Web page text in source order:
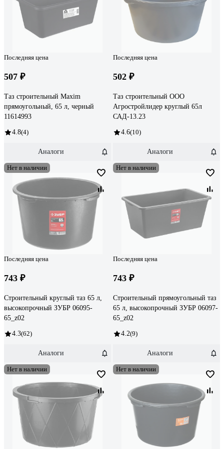
Последняя цена
507 ₽
Таз строительный Maxim
прямоугольный, 65 л, черный
11614993
4.8(4)
Аналоги
Последняя цена
502 ₽
Таз строительный ООО
Агростройлидер круглый 65л
САД-13.23
4.6(10)
Аналоги
Нет в наличии
Последняя цена
743 ₽
Строительный круглый таз 65 л,
высокопрочный ЗУБР 06095-
65_z02
4.3(62)
Аналоги
Нет в наличии
Последняя цена
743 ₽
Строительный прямоугольный таз
65 л, высокопрочный ЗУБР 06097-
65_z02
4.2(9)
Аналоги
Нет в наличии Нет в наличии